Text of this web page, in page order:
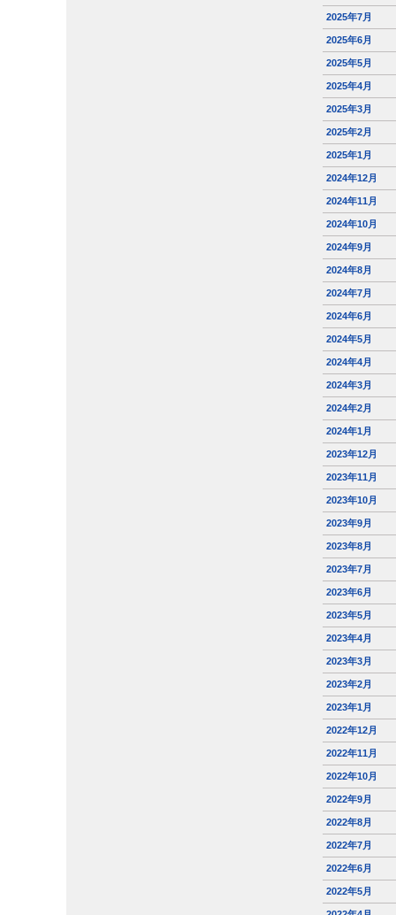
2025年7月
2025年6月
2025年5月
2025年4月
2025年3月
2025年2月
2025年1月
2024年12月
2024年11月
2024年10月
2024年9月
2024年8月
2024年7月
2024年6月
2024年5月
2024年4月
2024年3月
2024年2月
2024年1月
2023年12月
2023年11月
2023年10月
2023年9月
2023年8月
2023年7月
2023年6月
2023年5月
2023年4月
2023年3月
2023年2月
2023年1月
2022年12月
2022年11月
2022年10月
2022年9月
2022年8月
2022年7月
2022年6月
2022年5月